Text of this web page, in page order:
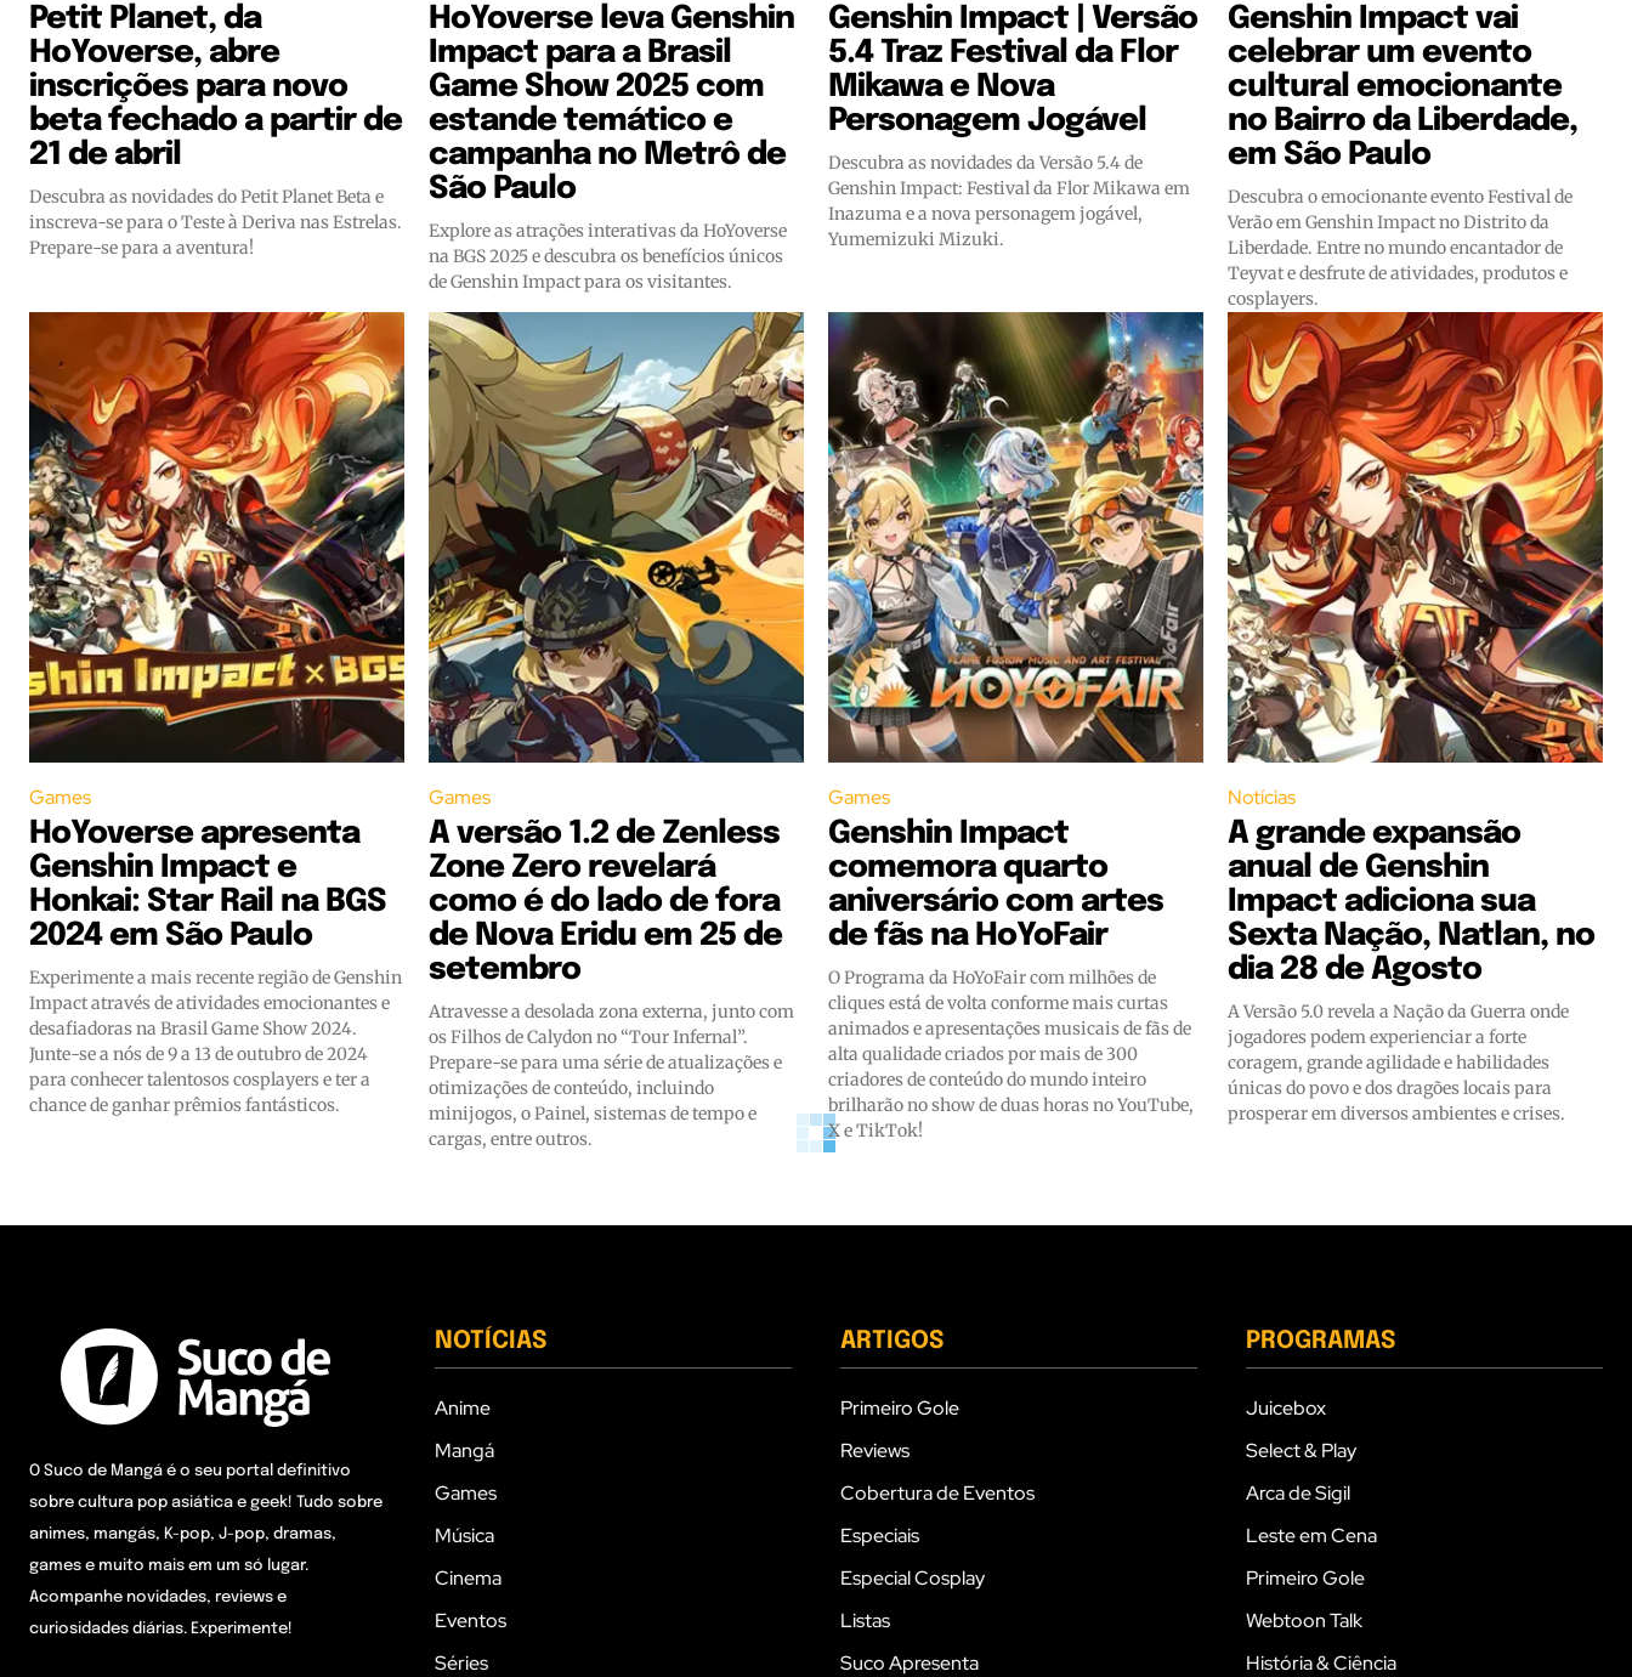
Petit Planet, da
HoYoverse, abre
inscrições para novo
beta fechado a partir de
21 de abril
Descubra as novidades do Petit Planet Beta e
inscreva-se para o Teste à Deriva nas Estrelas.
Prepare-se para a aventura!
HoYoverse leva Genshin
Impact para a Brasil
Game Show 2025 com
estande temático e
campanha no Metrô de
São Paulo
Explore as atrações interativas da HoYoverse
na BGS 2025 e descubra os benefícios únicos
de Genshin Impact para os visitantes.
Genshin Impact | Versão
5.4 Traz Festival da Flor
Mikawa e Nova
Personagem Jogável
Descubra as novidades da Versão 5.4 de
Genshin Impact: Festival da Flor Mikawa em
Inazuma e a nova personagem jogável,
Yumemizuki Mizuki.
Genshin Impact vai
celebrar um evento
cultural emocionante
no Bairro da Liberdade,
em São Paulo
Descubra o emocionante evento Festival de
Verão em Genshin Impact no Distrito da
Liberdade. Entre no mundo encantador de
Teyvat e desfrute de atividades, produtos e
cosplayers.
Games
HoYoverse apresenta
Genshin Impact e
Honkai: Star Rail na BGS
2024 em São Paulo
Experimente a mais recente região de Genshin
Impact através de atividades emocionantes e
desafiadoras na Brasil Game Show 2024.
Junte-se a nós de 9 a 13 de outubro de 2024
para conhecer talentosos cosplayers e ter a
chance de ganhar prêmios fantásticos.
Games
A versão 1.2 de Zenless
Zone Zero revelará
como é do lado de fora
de Nova Eridu em 25 de
setembro
Atravesse a desolada zona externa, junto com
os Filhos de Calydon no “Tour Infernal”.
Prepare-se para uma série de atualizações e
otimizações de conteúdo, incluindo
minijogos, o Painel, sistemas de tempo e
cargas, entre outros.
Games
Genshin Impact
comemora quarto
aniversário com artes
de fãs na HoYoFair
O Programa da HoYoFair com milhões de
cliques está de volta conforme mais curtas
animados e apresentações musicais de fãs de
alta qualidade criados por mais de 300
criadores de conteúdo do mundo inteiro
brilharão no show de duas horas no YouTube,
X e TikTok!
Notícias
A grande expansão
anual de Genshin
Impact adiciona sua
Sexta Nação, Natlan, no
dia 28 de Agosto
A Versão 5.0 revela a Nação da Guerra onde
jogadores podem experienciar a forte
coragem, grande agilidade e habilidades
únicas do povo e dos dragões locais para
prosperar em diversos ambientes e crises.
O Suco de Mangá é o seu portal definitivo
sobre cultura pop asiática e geek! Tudo sobre
animes, mangás, K-pop, J-pop, dramas,
games e muito mais em um só lugar.
Acompanhe novidades, reviews e
curiosidades diárias. Experimente!
NOTÍCIAS
Anime
Mangá
Games
Música
Cinema
Eventos
Séries
ARTIGOS
Primeiro Gole
Reviews
Cobertura de Eventos
Especiais
Especial Cosplay
Listas
Suco Apresenta
PROGRAMAS
Juicebox
Select & Play
Arca de Sigil
Leste em Cena
Primeiro Gole
Webtoon Talk
História & Ciência